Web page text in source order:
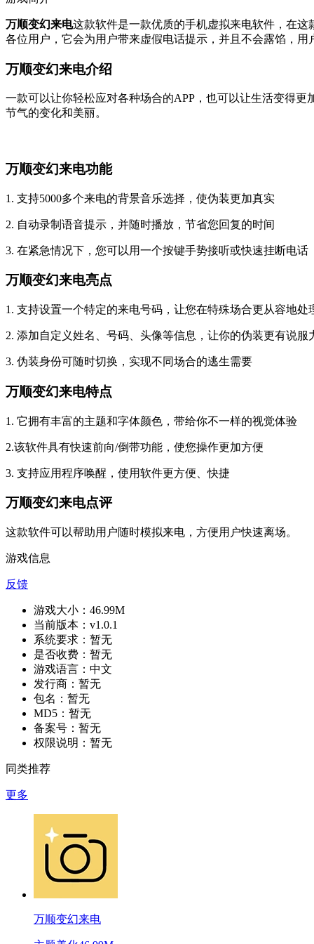
万顺变幻来电这款软件是一款优质的手机虚拟来电软件，在
各位用户，它会为用户带来虚假电话提示，并且不会露馅，
万顺变幻来电介绍
一款可以让你轻松应对各种场合的APP，也可以让生活变得
节气的变化和美丽。
万顺变幻来电功能
1. 支持5000多个来电的背景音乐选择，使伪装更加真实
2. 自动录制语音提示，并随时播放，节省您回复的时间
3. 在紧急情况下，您可以用一个按键手势接听或快速挂断电话
万顺变幻来电亮点
1. 支持设置一个特定的来电号码，让您在特殊场合更从容地处
2. 添加自定义姓名、号码、头像等信息，让你的伪装更有说服
3. 伪装身份可随时切换，实现不同场合的逃生需要
万顺变幻来电特点
1. 它拥有丰富的主题和字体颜色，带给你不一样的视觉体验
2.该软件具有快速前向/倒带功能，使您操作更加方便
3. 支持应用程序唤醒，使用软件更方便、快捷
万顺变幻来电点评
这款软件可以帮助用户随时模拟来电，方便用户快速离场。
游戏信息
反馈
游戏大小： 46.99M
当前版本： v1.0.1
系统要求： 暂无
是否收费： 暂无
游戏语言： 中文
发行商： 暂无
包名： 暂无
MD5： 暂无
备案号： 暂无
权限说明： 暂无
同类推荐
更多
万顺变幻来电